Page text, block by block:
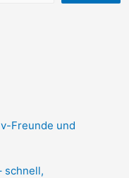
Freunde und
schnell,